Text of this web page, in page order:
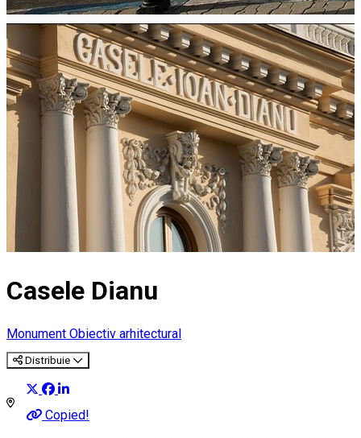
Casele Dianu
Monument Obiectiv arhitectural
Distribuie
Copied!